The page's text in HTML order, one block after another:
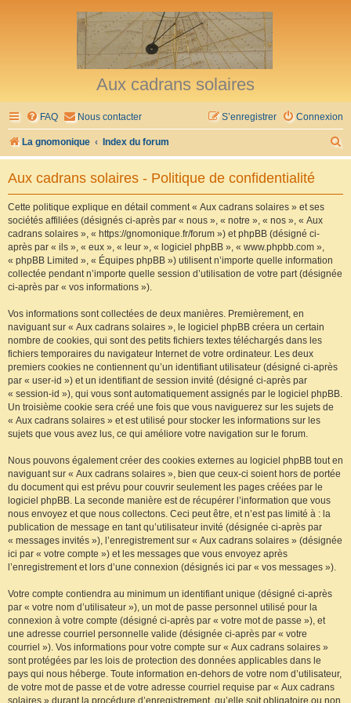
Aux cadrans solaires
FAQ Nous contacter Connexion
S’enregistrer
La gnomonique Index du forum
e
Aux cadrans solaires - Politique de confidentialité
Cette politique explique en détail comment « Aux cadrans solaires » et ses
sociétés affiliées (désignés ci-après par « nous », « notre », « nos », « Aux
cadrans solaires », « https://gnomonique.fr/forum ») et phpBB (désigné ci-
après par « ils », « eux », « leur », « logiciel phpBB », « www.phpbb.com »,
« phpBB Limited », « Équipes phpBB ») utilisent n’importe quelle information
collectée pendant n’importe quelle session d’utilisation de votre part (désignée
ci-après par « vos informations »).
Vos informations sont collectées de deux manières. Premièrement, en
naviguant sur « Aux cadrans solaires », le logiciel phpBB créera un certain
nombre de cookies, qui sont des petits fichiers textes téléchargés dans les
fichiers temporaires du navigateur Internet de votre ordinateur. Les deux
premiers cookies ne contiennent qu’un identifiant utilisateur (désigné ci-après
par « user-id ») et un identifiant de session invité (désigné ci-après par
« session-id »), qui vous sont automatiquement assignés par le logiciel phpBB.
Un troisième cookie sera créé une fois que vous naviguerez sur les sujets de
« Aux cadrans solaires » et est utilisé pour stocker les informations sur les
sujets que vous avez lus, ce qui améliore votre navigation sur le forum.
Nous pouvons également créer des cookies externes au logiciel phpBB tout en
naviguant sur « Aux cadrans solaires », bien que ceux-ci soient hors de portée
du document qui est prévu pour couvrir seulement les pages créées par le
logiciel phpBB. La seconde manière est de récupérer l’information que vous
nous envoyez et que nous collectons. Ceci peut être, et n’est pas limité à : la
publication de message en tant qu’utilisateur invité (désignée ci-après par
« messages invités »), l’enregistrement sur « Aux cadrans solaires » (désignée
ici par « votre compte ») et les messages que vous envoyez après
l’enregistrement et lors d’une connexion (désignés ici par « vos messages »).
Votre compte contiendra au minimum un identifiant unique (désigné ci-après
par « votre nom d’utilisateur »), un mot de passe personnel utilisé pour la
connexion à votre compte (désigné ci-après par « votre mot de passe »), et
une adresse courriel personnelle valide (désignée ci-après par « votre
courriel »). Vos informations pour votre compte sur « Aux cadrans solaires »
sont protégées par les lois de protection des données applicables dans le
pays qui nous héberge. Toute information en-dehors de votre nom d’utilisateur,
de votre mot de passe et de votre adresse courriel requise par « Aux cadrans